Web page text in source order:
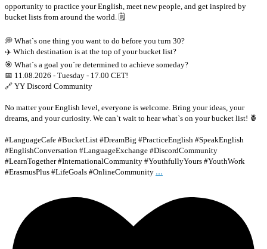
opportunity to practice your English, meet new people, and get inspired by
bucket lists from around the world. 🗒
💭 What`s one thing you want to do before you turn 30?
✈️ Which destination is at the top of your bucket list?
🎯 What`s a goal you`re determined to achieve someday?
📅 11.08.2026 - Tuesday - 17.00 CET!
🔗 YY Discord Community
No matter your English level, everyone is welcome. Bring your ideas, your
dreams, and your curiosity. We can`t wait to hear what`s on your bucket list! 🍍
#LanguageCafe #BucketList #DreamBig #PracticeEnglish #SpeakEnglish
#EnglishConversation #LanguageExchange #DiscordCommunity
#LearnTogether #InternationalCommunity #YouthfullyYours #YouthWork
#ErasmusPlus #LifeGoals #OnlineCommunity ...